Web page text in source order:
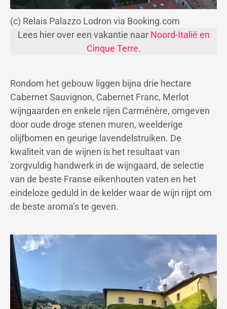
(c) Relais Palazzo Lodron via Booking.com
Lees hier over een vakantie naar Noord-Italië en
Cinque Terre.
Rondom het gebouw liggen bijna drie hectare
Cabernet Sauvignon, Cabernet Franc, Merlot
wijngaarden en enkele rijen Carménère, omgeven
door oude droge stenen muren, weelderige
olijfbomen en geurige lavendelstruiken. De
kwaliteit van de wijnen is het resultaat van
zorgvuldig handwerk in de wijngaard, de selectie
van de beste Franse eikenhouten vaten en het
eindeloze geduld in de kelder waar de wijn rijpt om
de beste aroma’s te geven.